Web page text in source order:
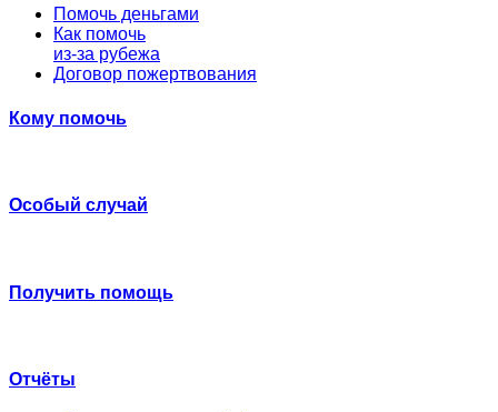
Помочь деньгами
Как помочь
из-за рубежа
Договор пожертвования
Кому помочь
Особый случай
Получить помощь
Отчёты